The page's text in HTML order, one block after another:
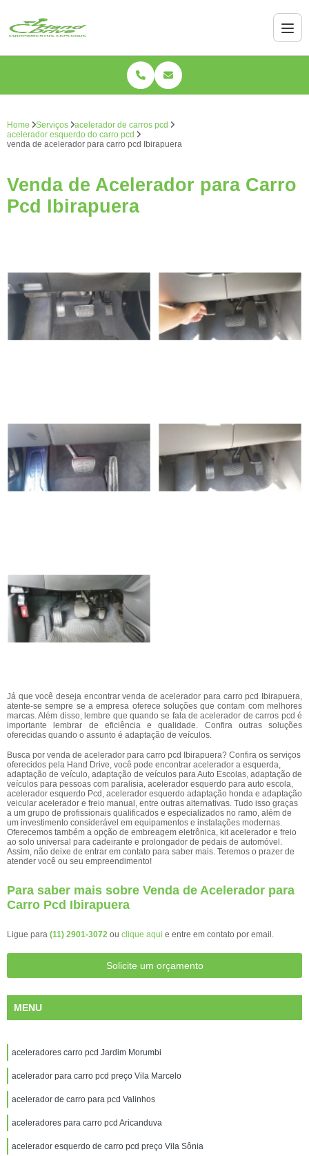
Home Serviços
acelerador de carros pcd
acelerador esquerdo do carro pcd
venda de acelerador para carro pcd Ibirapuera
Venda de Acelerador para Carro
Pcd Ibirapuera
Já que você deseja encontrar venda de acelerador para carro pcd Ibirapuera,
atente-se sempre se a empresa oferece soluções que contam com melhores
marcas. Além disso, lembre que quando se fala de acelerador de carros pcd é
importante lembrar de eficiência e qualidade. Confira outras soluções
oferecidas quando o assunto é adaptação de veículos.
Busca por venda de acelerador para carro pcd Ibirapuera? Confira os serviços
oferecidos pela Hand Drive, você pode encontrar acelerador a esquerda,
adaptação de veículo, adaptação de veículos para Auto Escolas, adaptação de
veículos para pessoas com paralisia, acelerador esquerdo para auto escola,
acelerador esquerdo Pcd, acelerador esquerdo adaptação honda e adaptação
veicular acelerador e freio manual, entre outras alternativas. Tudo isso graças
a um grupo de profissionais qualificados e especializados no ramo, além de
um investimento considerável em equipamentos e instalações modernas.
Oferecemos também a opção de embreagem eletrônica, kit acelerador e freio
ao solo universal para cadeirante e prolongador de pedais de automóvel.
Assim, não deixe de entrar em contato para saber mais. Teremos o prazer de
atender você ou seu empreendimento!
Para saber mais sobre Venda de Acelerador para
Carro Pcd Ibirapuera
Ligue para (11) 2901-3072 ou clique aqui e entre em contato por email.
Solicite um orçamento
MENU
aceleradores carro pcd Jardim Morumbi
acelerador para carro pcd preço Vila Marcelo
acelerador de carro para pcd Valinhos
aceleradores para carro pcd Aricanduva
acelerador esquerdo de carro pcd preço Vila Sônia